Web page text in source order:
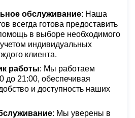
обслуживание: Наша
всегда готова предоставить
в выборе необходимого
индивидуальных
клиента.
работы: Мы работаем
до 21:00, обеспечивая
и доступность наших
: Мы уверены в